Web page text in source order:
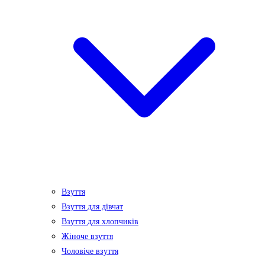
Взуття
Взуття для дівчат
Взуття для хлопчиків
Жіноче взуття
Чоловіче взуття